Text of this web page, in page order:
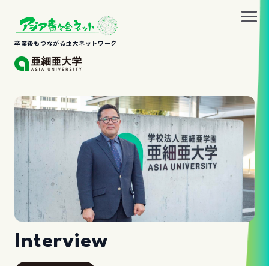
卒業後もつながる亜大ネットワーク
Interview